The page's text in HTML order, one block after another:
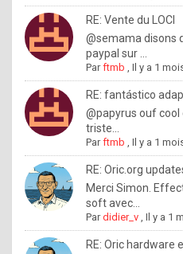
t
RE: Vente du LOCI
@semama disons
paypal sur ...
Parftmb ,Il y a 1
RE: fantástico
@papyrus ouf
triste...
Parftmb ,Il y a 1
RE: Oric.org
Merci Simon.
soft avec...
Pardidier_v ,Il y a 1
RE: Oric hardware